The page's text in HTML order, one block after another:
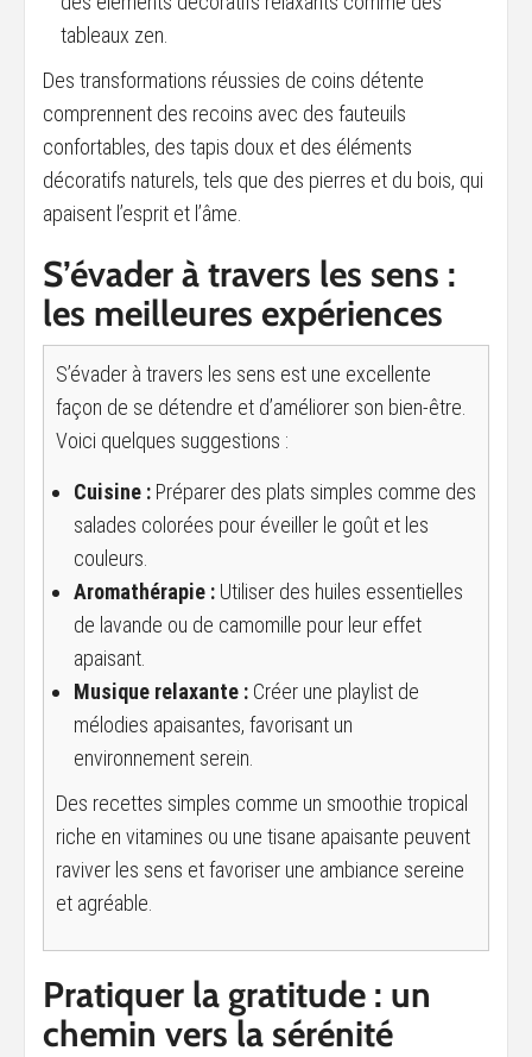
tableaux zen.
Des transformations réussies de coins détente
comprennent des recoins avec des fauteuils
confortables, des tapis doux et des éléments
décoratifs naturels, tels que des pierres et du bois, qui
apaisent l’esprit et l’âme.
S’évader à travers les sens :
les meilleures expériences
S’évader à travers les sens est une excellente
façon de se détendre et d’améliorer son bien-être.
Voici quelques suggestions :
Cuisine : Préparer des plats simples comme des
salades colorées pour éveiller le goût et les
couleurs.
Aromathérapie : Utiliser des huiles essentielles
de lavande ou de camomille pour leur effet
apaisant.
Musique relaxante : Créer une playlist de
mélodies apaisantes, favorisant un
environnement serein.
Des recettes simples comme un smoothie tropical
riche en vitamines ou une tisane apaisante peuvent
raviver les sens et favoriser une ambiance sereine
et agréable.
Pratiquer la gratitude : un
chemin vers la sérénité